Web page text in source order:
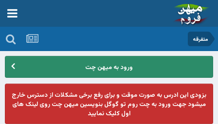
متفرقه
ورود به میهن چت
بزودی این ادرس به صورت موقت و برای رفع برخی مشکلات از دسترس خارج
میشود جهت ورود به چت روم تو گوگل بنویسین میهن چت روی لینک های
اول کلیک نمایید